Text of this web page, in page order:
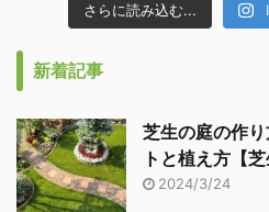
さらに読み込む...
新着記事
芝生の庭の作
トと植え方【
2024/3/24